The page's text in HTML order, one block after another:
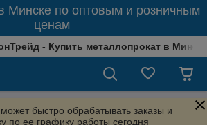
Минске по оптовым и розничным
ценам
- Купить металлопрокат в
быстро обрабатывать заказы и
по ее графику работы сегодня